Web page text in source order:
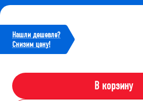
Нашли дешевле?
Cнизим цену!
В корзину